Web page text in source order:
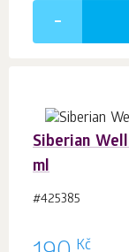
Siberian
ml
#425385
Kč